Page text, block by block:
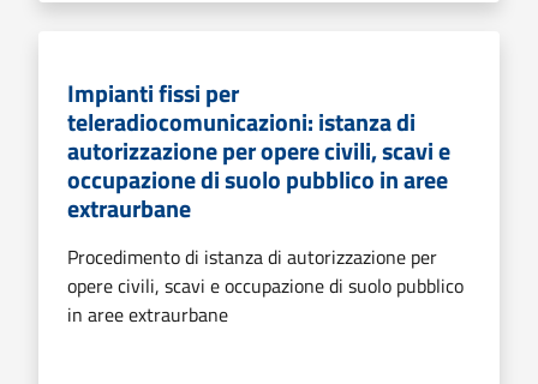
Impianti fissi per
teleradiocomunicazioni: istanza di
autorizzazione per opere civili, scavi e
occupazione di suolo pubblico in aree
extraurbane
Procedimento di istanza di autorizzazione per
opere civili, scavi e occupazione di suolo pubblico
in aree extraurbane